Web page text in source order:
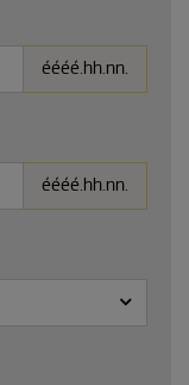
éééé.hh.nn.
éééé.hh.nn.